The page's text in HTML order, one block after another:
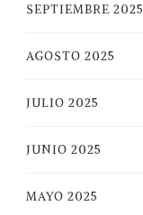
SEPTIEMBRE 2025
AGOSTO 2025
JULIO 2025
JUNIO 2025
MAYO 2025